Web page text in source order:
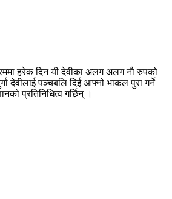
हरेक दिन यी देवीका अलग अलग नौ रुपको
देवीलाई पञ्चबलि दिई आफ्नो भाकल पुरा गर्ने
प्रतिनिधित्व गर्छिन् ।